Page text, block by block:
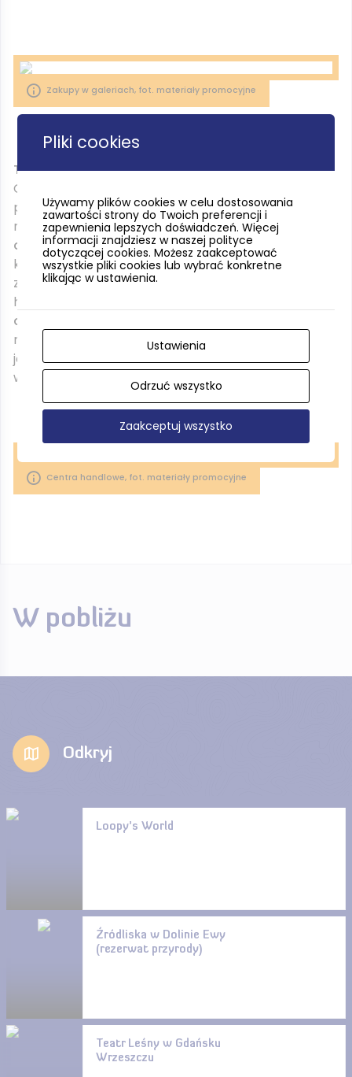
Zakupy w galeriach, fot. materiały promocyjne
Trójmiejskie centra handlowe– od Gdańska po
Gdynię to miejsca, gdzie znajdziesz wszystko, czego
potrzebujesz dla siebie i najbliższych. Wybierać
możesz między większymi i bardziejkameralnymi
obiektami, między tymi, gdzie łatwo dojedziesz
komunikacją miejską i takimi, gdziebez problemu
zaparkujesz samochód. Trójmiejskie centra
handlowe kuszą niezwykle
ofertą
mogą liczyć na
profesjonalną obsługę
języku angielskim), która doradzi i pomoże kupić
wymarzony produkt.
Centra handlowe, fot. materiały promocyjne
W pobliżu
Odkryj
Loopy’s World
Źródliska w Dolinie Ewy
(rezerwat przyrody)
Teatr Leśny w Gdańsku
Wrzeszczu
Pliki cookies
Używamy plików cookies w celu dostosowania
zawartości strony do Twoich preferencji i
zapewnienia lepszych doświadczeń. Więcej
informacji znajdziesz w naszej polityce
dotyczącej cookies. Możesz zaakceptować
wszystkie pliki cookies lub wybrać konkretne
klikając w ustawienia.
Ustawienia
Odrzuć wszystko
Zaakceptuj wszystko